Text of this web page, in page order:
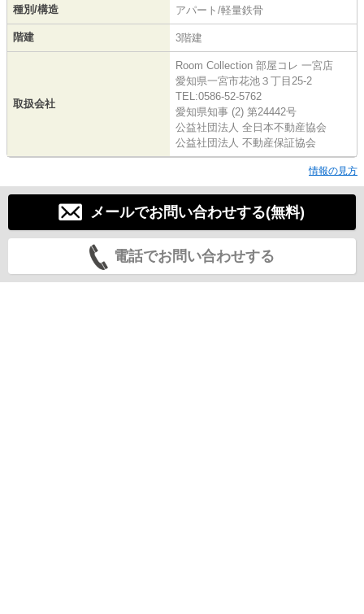
種別/構造 アパート/軽量鉄骨
階建 3階建
取扱会社
Room Collection 部屋コレ 一宮店
愛知県一宮市花池３丁目25-2
TEL:0586-52-5762
愛知県知事 (2) 第24442号
公益社団法人 全日本不動産協会
公益社団法人 不動産保証協会
情報の見方
メールでお問い合わせする(無料)
電話でお問い合わせする